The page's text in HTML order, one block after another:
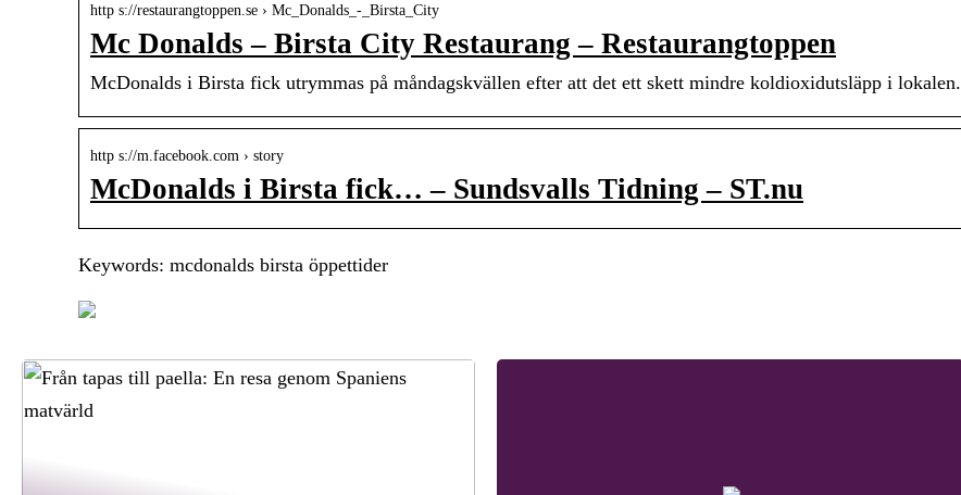
http s://restaurangtoppen.se › Mc_Donalds_-_Birsta_City
Mc Donalds – Birsta City Restaurang – Restaurangtoppen
McDonalds i Birsta fick utrymmas på måndagskvällen efter att det ett skett mindre koldioxidutsläpp i lokalen.
http s://m.facebook.com › story
McDonalds i Birsta fick… – Sundsvalls Tidning – ST.nu
Keywords: mcdonalds birsta öppettider